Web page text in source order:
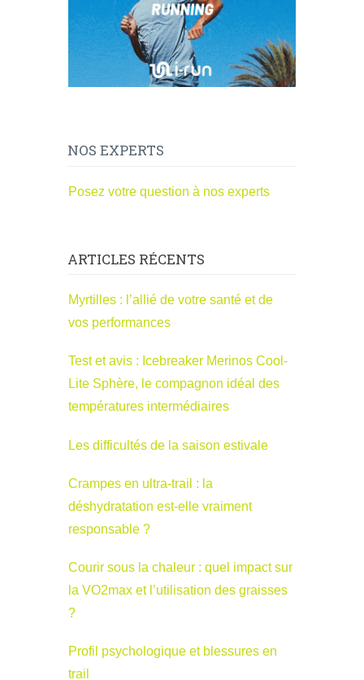
NOS EXPERTS
Posez votre question à nos experts
ARTICLES RÉCENTS
Myrtilles : l’allié de votre santé et de
vos performances
Test et avis : Icebreaker Merinos Cool-
Lite Sphère, le compagnon idéal des
températures intermédiaires
Les difficultés de la saison estivale
Crampes en ultra-trail : la
déshydratation est-elle vraiment
responsable ?
Courir sous la chaleur : quel impact sur
la VO2max et l’utilisation des graisses
?
Profil psychologique et blessures en
trail